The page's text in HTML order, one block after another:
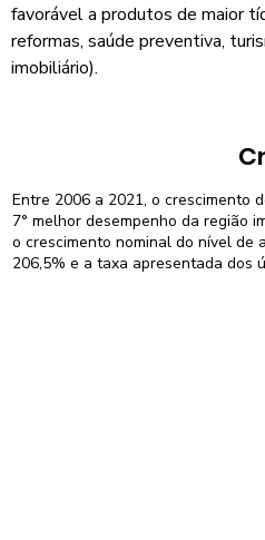
favorável a produtos de maior
reformas, saúde preventiva,
imobiliário).
Entre 2006 a 2021, o crescimento
7° melhor desempenho da região
o crescimento nominal do nível de
206,5% e a taxa apresentada dos